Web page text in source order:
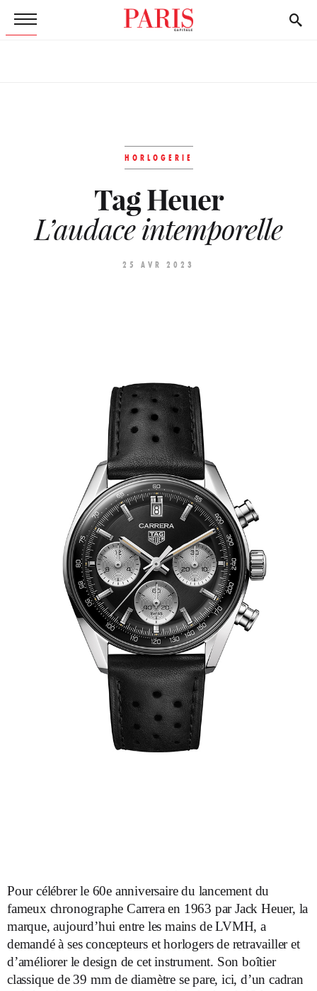
HORLOGERIE
Tag Heuer
L’audace intemporelle
25 AVR 2023
Pour célébrer le 60e anniversaire du lancement du
fameux chronographe Carrera en 1963 par Jack Heuer, la
marque, aujourd’hui entre les mains de LVMH, a
demandé à ses concepteurs et horlogers de retravailler et
d’améliorer le design de cet instrument. Son boîtier
classique de 39 mm de diamètre se pare, ici, d’un cadran